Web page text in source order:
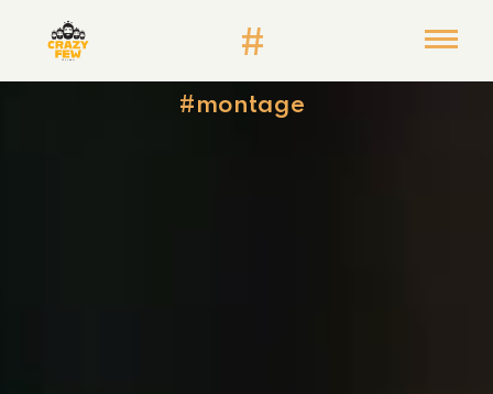
#
#montage